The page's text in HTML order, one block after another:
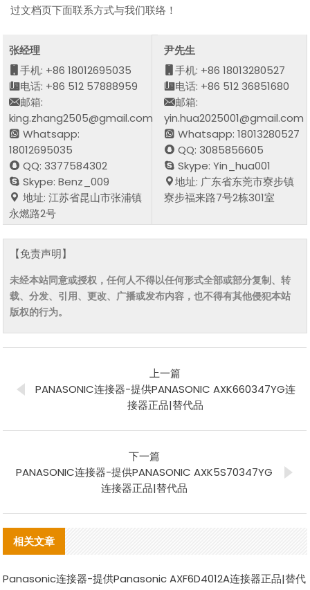
过文档页下面联系方式与我们联络！
张经理
手机: +86 18012695035
电话: +86 512 57888959
邮箱:
king.zhang2505@gmail.com
Whatsapp:
18012695035
QQ: 3377584302
Skype: Benz_009
地址: 江苏省昆山市张浦镇
永燃路2号
尹先生
手机: +86 18013280527
电话: +86 512 36851680
邮箱:
yin.hua2025001@gmail.com
Whatsapp: 18013280527
QQ: 3085856605
Skype: Yin_hua001
地址: 广东省东莞市寮步镇
寮步福来路7号2栋301室
【免责声明】
未经本站同意或授权，任何人不得以任何形式全部或部分复制、转
载、分发、引用、更改、广播或发布内容，也不得有其他侵犯本站
版权的行为。
上一篇
PANASONIC连接器-提供PANASONIC AXK660347YG连
接器正品|替代品
下一篇
PANASONIC连接器-提供PANASONIC AXK5S70347YG
连接器正品|替代品
相关文章
Panasonic连接器-提供Panasonic AXF6D4012A连接器正品|替代